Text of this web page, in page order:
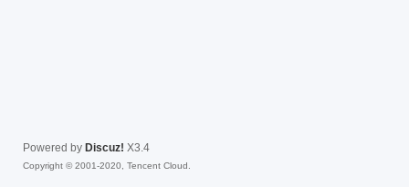
Powered by Discuz! X3.4
Copyright © 2001-2020, Tencent Cloud.